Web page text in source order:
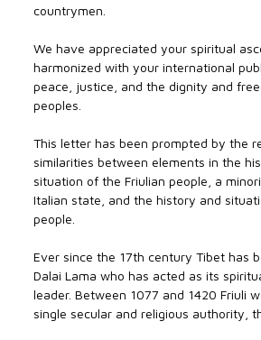
countrymen.
We have appreciated your spiritual
harmonized with your international
peace, justice, and the dignity and
peoples.
This letter has been prompted by the
similarities between elements in the
situation of the Friulian people, a
Italian state, and the history and
people.
Ever since the 17th century Tibet has
Dalai Lama who has acted as its
leader. Between 1077 and 1420 Friuli
single secular and religious authority,